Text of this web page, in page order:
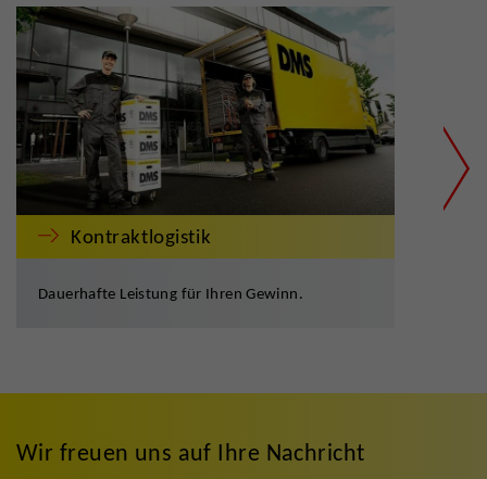
Kontraktlogistik
Dauerhafte Leistung für Ihren Gewinn.
Wir freuen uns auf Ihre Nachricht